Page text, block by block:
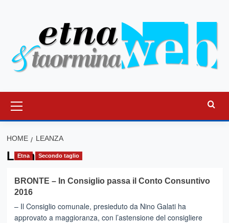
principale
HOME LEANZA
Leanza
Etna Secondo taglio
BRONTE – In Consiglio passa il Conto Consuntivo
2016
– Il Consiglio comunale, presieduto da Nino Galati ha
approvato a maggioranza, con l’astensione del consigliere